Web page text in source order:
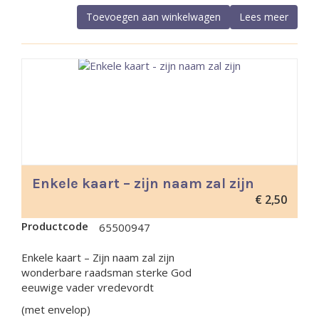
Lees meer
Toevoegen aan winkelwagen
Enkele kaart – zijn naam zal zijn
€ 2,50
Productcode 65500947
Enkele kaart – Zijn naam zal zijn
wonderbare raadsman sterke God
eeuwige vader vredevordt
(met envelop)